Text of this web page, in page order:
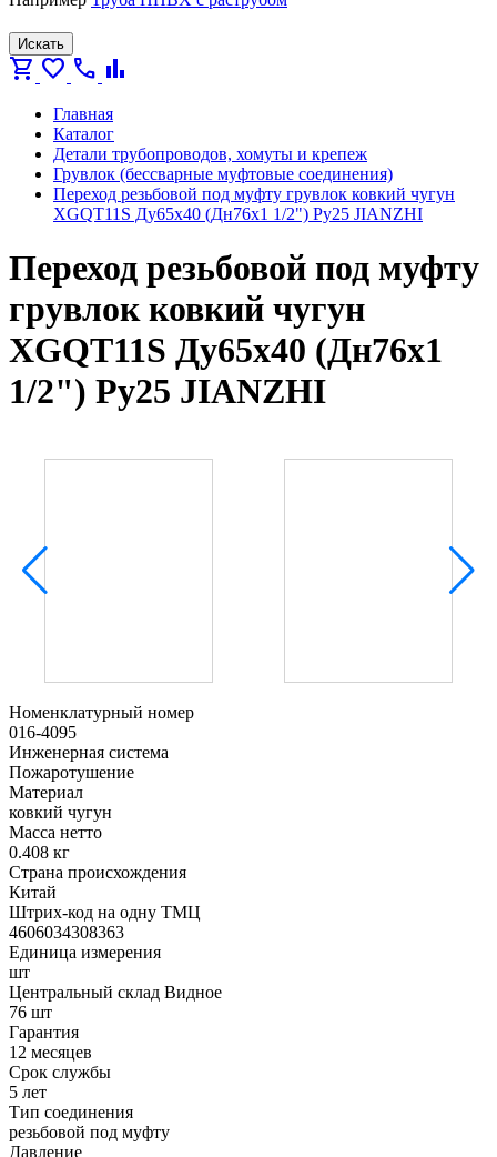
Искать
shopping_cart favorite call bar_chart
Главная
Каталог
Детали трубопроводов, хомуты и крепеж
Грувлок (бессварные муфтовые соединения)
Переход резьбовой под муфту грувлок ковкий чугун
XGQT11S Ду65х40 (Дн76х1 1/2") Ру25 JIANZHI
Переход резьбовой под муфту
грувлок ковкий чугун
XGQT11S Ду65х40 (Дн76х1
1/2") Ру25 JIANZHI
Номенклатурный номер
016-4095
Инженерная система
Пожаротушение
Материал
ковкий чугун
Масса нетто
0.408 кг
Страна происхождения
Китай
Штрих-код на одну ТМЦ
4606034308363
Единица измерения
шт
Центральный склад Видное
76 шт
Гарантия
12 месяцев
Срок службы
5 лет
Тип соединения
резьбовой под муфту
Давление